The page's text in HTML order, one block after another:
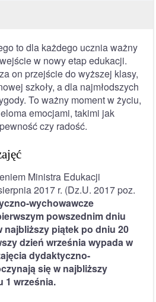
to dla każdego ucznia ważny
w nowy etap edukacji.
on przejście do wyższej klasy,
szkoły, a dla najmłodszych
To ważny moment w życiu,
emocjami, takimi jak
czy radość.
Ministra Edukacji
2017 r. (Dz.U. 2017 poz.
wychowawcze
powszednim dniu
najbliższy piątek po dniu 20
dzień września wypada w
dydaktyczno-
się w najbliższy
1 września.